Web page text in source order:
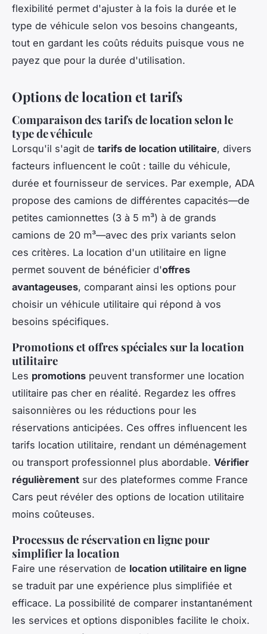
flexibilité permet d'ajuster à la fois la durée et le
type de véhicule selon vos besoins changeants,
tout en gardant les coûts réduits puisque vous ne
payez que pour la durée d'utilisation.
Options de location et tarifs
Comparaison des tarifs de location selon le
type de véhicule
Lorsqu'il s'agit de tarifs de location utilitaire, divers
facteurs influencent le coût : taille du véhicule,
durée et fournisseur de services. Par exemple, ADA
propose des camions de différentes capacités—de
petites camionnettes (3 à 5 m³) à de grands
camions de 20 m³—avec des prix variants selon
ces critères. La location d'un utilitaire en ligne
permet souvent de bénéficier d'offres
avantageuses, comparant ainsi les options pour
choisir un véhicule utilitaire qui répond à vos
besoins spécifiques.
Promotions et offres spéciales sur la location
utilitaire
Les promotions peuvent transformer une location
utilitaire pas cher en réalité. Regardez les offres
saisonnières ou les réductions pour les
réservations anticipées. Ces offres influencent les
tarifs location utilitaire, rendant un déménagement
ou transport professionnel plus abordable. Vérifier
régulièrement sur des plateformes comme France
Cars peut révéler des options de location utilitaire
moins coûteuses.
Processus de réservation en ligne pour
simplifier la location
Faire une réservation de location utilitaire en ligne
se traduit par une expérience plus simplifiée et
efficace. La possibilité de comparer instantanément
les services et options disponibles facilite le choix.